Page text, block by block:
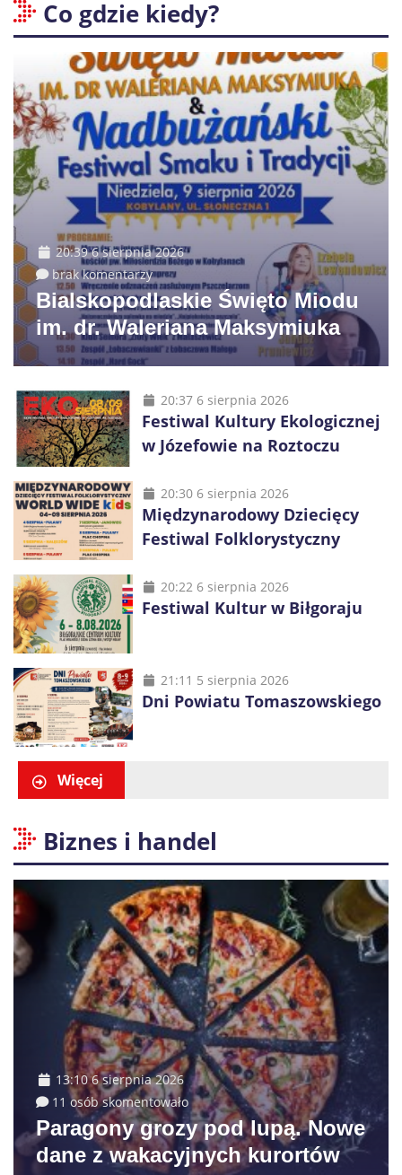
Co gdzie kiedy?
20:39 6 sierpnia 2026
brak komentarzy
Bialskopodlaskie Święto Miodu
im. dr. Waleriana Maksymiuka
20:37 6 sierpnia 2026
Festiwal Kultury Ekologicznej
w Józefowie na Roztoczu
20:30 6 sierpnia 2026
Międzynarodowy Dziecięcy
Festiwal Folklorystyczny
20:22 6 sierpnia 2026
Festiwal Kultur w Biłgoraju
21:11 5 sierpnia 2026
Dni Powiatu Tomaszowskiego
Więcej
Biznes i handel
13:10 6 sierpnia 2026
11 osób skomentowało
Paragony grozy pod lupą. Nowe
dane z wakacyjnych kurortów